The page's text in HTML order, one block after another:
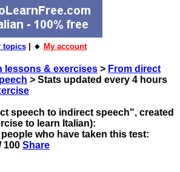
topics | 🔸 My account
lessons & exercises > From direct
> Stats updated every 4 hours
speech to indirect speech", created
to learn Italian):
people who have taken this test:
100 Share